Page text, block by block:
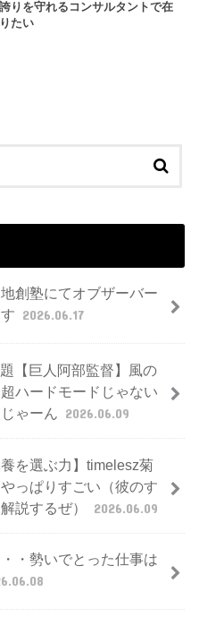
誇りを守れるコンサルタントで在
りたい
創塾にてオブザーバー
2026.06.17
【巨人阿部監督】風の
ハードモードじゃない
ゃーん
2026.06.09
養を選ぶ力】timelesz菊
っぱりすごい（彼のす
説するぜ）
2026.06.09
・勢いでとった仕事は